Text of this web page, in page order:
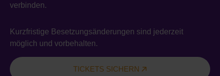
verbinden.
Kurzfristige Besetzungsänderungen sind jederzeit
möglich und vorbehalten.
TICKETS SICHERN